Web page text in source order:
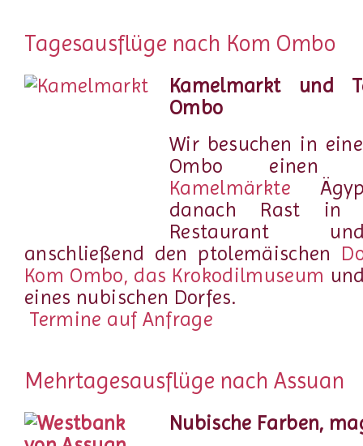
Tagesausflüge nach Kom Ombo
Kamelmarkt und
Ombo
Wir besuchen in
Ombo einen
Kamelmärkte
danach Rast in
Restaurant
anschließend den ptolemäischen
Kom Ombo, das Krokodilmuseum
eines nubischen Dorfes.
Termine auf Anfrage
Mehrtagesausflüge nach Assuan
Nubische Farben,